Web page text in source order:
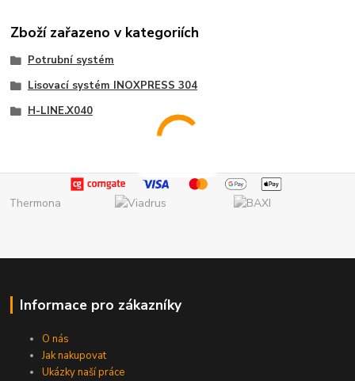
Zboží zařazeno v kategoriích
Potrubní systém
Lisovací systém INOXPRESS 304
H-LINE.X040
Informace pro zákazníky
O nás
Jak nakupovat
Ukázky naší práce